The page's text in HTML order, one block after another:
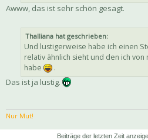
Awww, das ist sehr schön gesagt.
Thalliana hat geschrieben:
Und lustigerweise habe ich einen
relativ ähnlich sieht und den ich
habe
.
Das ist ja lustig.
Nur Mut!
Beiträge der letzten Zeit